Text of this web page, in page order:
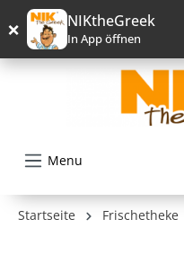
springen
× NIKtheGreek
In App öffnen
Menu
Startseite Frischetheke